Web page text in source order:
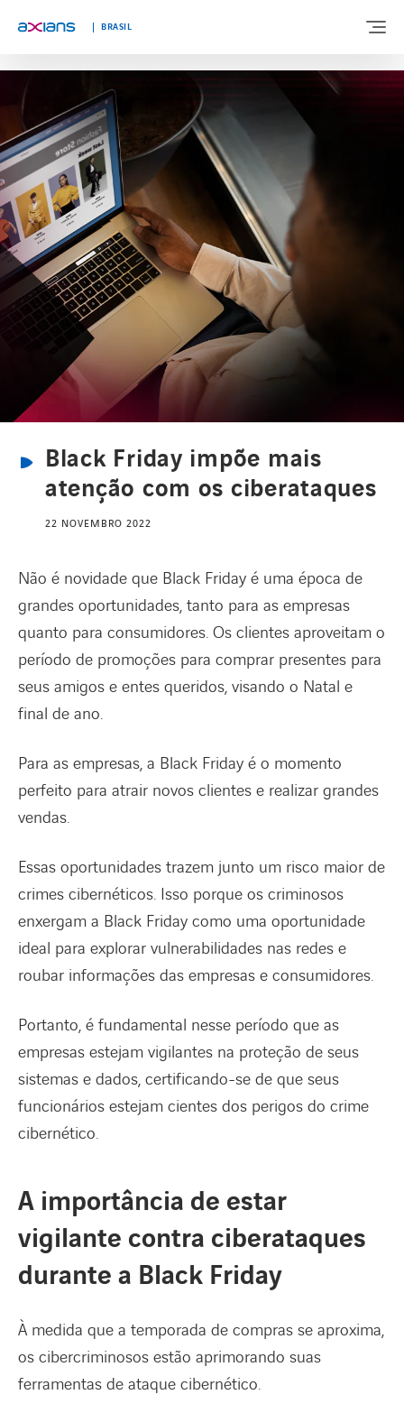
BRASIL
BEM-VINDO A AXIANS BRASIL
SOBRE NÓS
EXPERTISES
SEGMENTOS
BLOG
FALE CONOSCO
CANAL DE DENÚNCIAS
CARREIRAS
Black Friday impõe mais
atenção com os ciberataques
22 NOVEMBRO 2022
Não é novidade que Black Friday é uma época de
grandes oportunidades, tanto para as empresas
quanto para consumidores. Os clientes aproveitam o
período de promoções para comprar presentes para
seus amigos e entes queridos, visando o Natal e
final de ano.
Para as empresas, a Black Friday é o momento
perfeito para atrair novos clientes e realizar grandes
vendas.
Essas oportunidades trazem junto um risco maior de
crimes cibernéticos. Isso porque os criminosos
enxergam a Black Friday como uma oportunidade
ideal para explorar vulnerabilidades nas redes e
roubar informações das empresas e consumidores.
Portanto, é fundamental nesse período que as
empresas estejam vigilantes na proteção de seus
sistemas e dados, certificando-se de que seus
funcionários estejam cientes dos perigos do crime
cibernético.
A importância de estar
vigilante contra ciberataques
durante a Black Friday
À medida que a temporada de compras se aproxima,
os cibercriminosos estão aprimorando suas
ferramentas de ataque cibernético.